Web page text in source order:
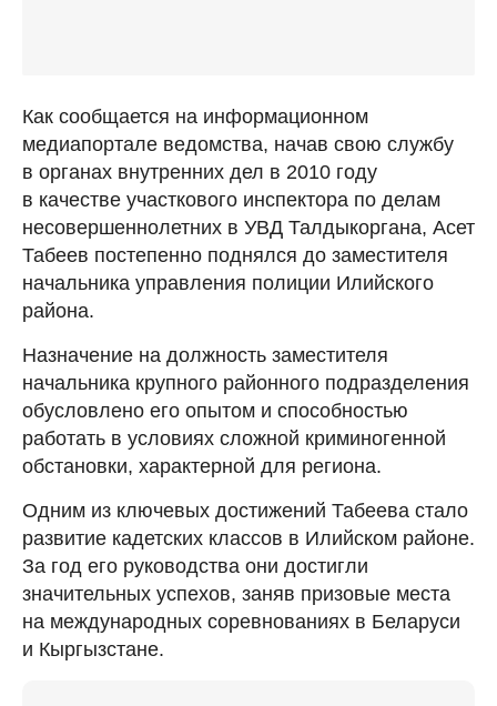
Как сообщается на информационном
медиапортале ведомства, начав свою службу
в органах внутренних дел в 2010 году
в качестве участкового инспектора по делам
несовершеннолетних в УВД Талдыкоргана, Асет
Табеев постепенно поднялся до заместителя
начальника управления полиции Илийского
района.
Назначение на должность заместителя
начальника крупного районного подразделения
обусловлено его опытом и способностью
работать в условиях сложной криминогенной
обстановки, характерной для региона.
Одним из ключевых достижений Табеева стало
развитие кадетских классов в Илийском районе.
За год его руководства они достигли
значительных успехов, заняв призовые места
на международных соревнованиях в Беларуси
и Кыргызстане.